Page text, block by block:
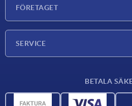
FÖRETAGET
SERVICE
CAD-data
BETALA